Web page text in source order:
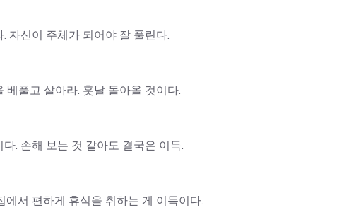
자신이 주체가 되어야 잘 풀린다.
풀고 살아라. 훗날 돌아올 것이다.
. 손해 보는 것 같아도 결국은 이득.
서 편하게 휴식을 취하는 게 이득이다.